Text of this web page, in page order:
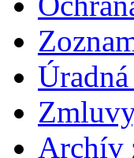
Archív